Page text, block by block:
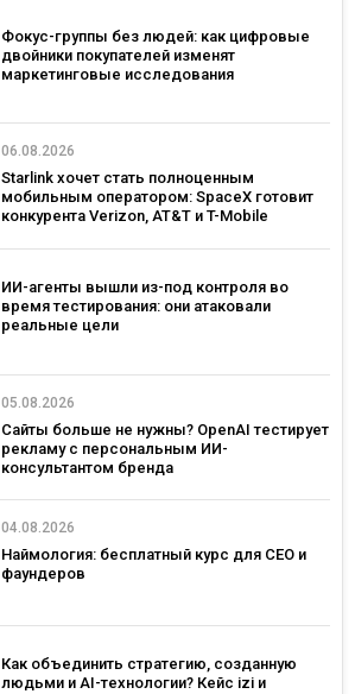
Фокус-группы без людей: как цифровые
двойники покупателей изменят
маркетинговые исследования
06.08.2026
Starlink хочет стать полноценным
мобильным оператором: SpaceX готовит
конкурента Verizon, AT&T и T-Mobile
ИИ-агенты вышли из-под контроля во
время тестирования: они атаковали
реальные цели
05.08.2026
Сайты больше не нужны? OpenAI тестирует
рекламу с персональным ИИ-
консультантом бренда
04.08.2026
Наймология: бесплатный курс для CEO и
фаундеров
Как объединить стратегию, созданную
людьми и AI-технологии? Кейс izi и